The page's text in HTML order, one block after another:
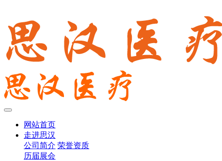
网站首页
走进思汉
公司简介 荣誉资质
历届展会